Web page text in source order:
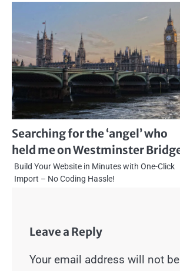
Searching for the ‘angel’ who
held me on Westminster
Build Your Website in Minutes with One-Click
Import – No Coding Hassle!
Leave a Reply
Your email address will not